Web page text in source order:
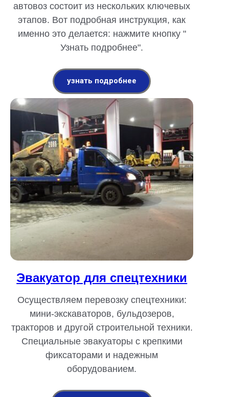
автовоз состоит из нескольких ключевых
этапов. Вот подробная инструкция, как
именно это делается: нажмите кнопку "
Узнать подробнее".
узнать подробнее
Эвакуатор для спецтехники
Осуществляем перевозку спецтехники:
мини-экскаваторов, бульдозеров,
тракторов и другой строительной техники.
Специальные эвакуаторы с крепкими
фиксаторами и надежным
оборудованием.